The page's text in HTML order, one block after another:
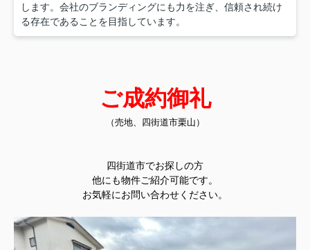
します。会社のブランディングにも力を注ぎ、信頼され続け
る存在であることを目指しています。
ご成約御礼
（売地、四街道市栗山）
四街道市でお探しの方
他にも物件ご紹介可能です。
お気軽にお問い合わせください。